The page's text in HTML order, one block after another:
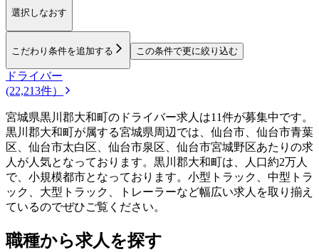
選択しなおす
こだわり条件を追加する この条件で更に絞り込む
ドライバー
(22,213件）
宮城県黒川郡大和町のドライバー求人は11件が募集中です。
黒川郡大和町が属する宮城県周辺では、仙台市、仙台市青葉
区、仙台市太白区、仙台市泉区、仙台市宮城野区あたりの求
人が人気となっております。黒川郡大和町は、人口約2万人
で、小規模都市となっております。小型トラック、中型トラ
ック、大型トラック、トレーラーなど幅広い求人を取り揃え
ているのでぜひご覧ください。
職種から求人を探す